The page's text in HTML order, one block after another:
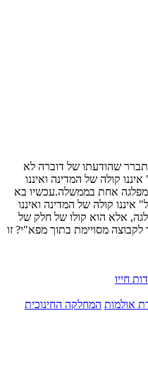
שהודעתו של דוברה לא
קולה של המדינה ואיננו
אחת בממשלה.עכשיו בא
קולה של המדינה ואיננו
אלא הוא קולו של חלק של
מסויימת בתוך מפא"י? זו
חייו
אולמות המחלקה החינוכית